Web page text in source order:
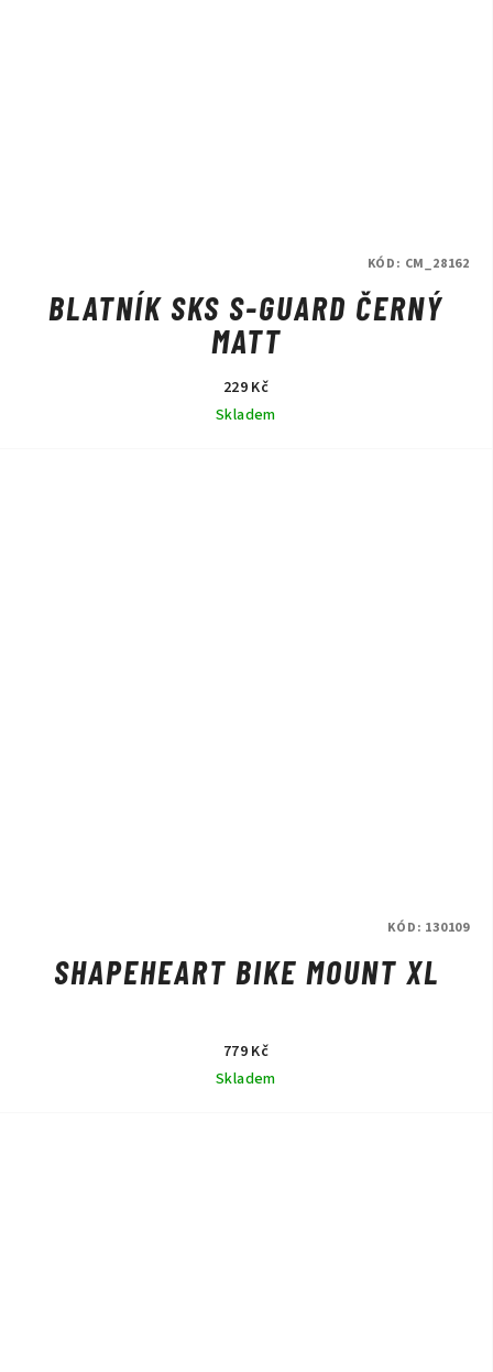
BLATNÍK SKS S-GUARD ČERNÝ
MATT
229 Kč
Skladem
KÓD: CM_28162
SHAPEHEART BIKE MOUNT XL
779 Kč
Skladem
KÓD: 130109